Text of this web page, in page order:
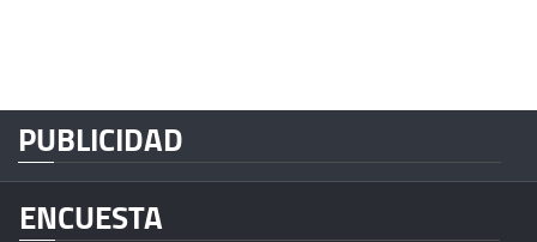
PUBLICIDAD
ENCUESTA